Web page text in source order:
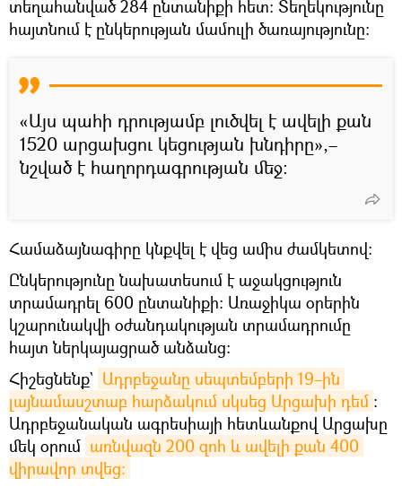
տեղահանված 284 ընտանիքի հետ: Տեղեկությունը
հայտնում է ընկերության մամուլի ծառայությունը։
«Այս պահի դրությամբ լուծվել է ավելի քան
1520 արցախցու կեցության խնդիրը»,–
նշված է հաղորդագրության մեջ:
Համաձայնագիրը կնքվել է վեց ամիս ժամկետով։
Ընկերությունը նախատեսում է աջակցություն
տրամադրել 600 ընտանիքի: Առաջիկա օրերին
կշարունակվի օժանդակության տրամադրումը
հայտ ներկայացրած անձանց:
Հիշեցնենք` Ադրբեջանը սեպտեմբերի 19–ին
լայնամասշտաբ հարձակում սկսեց Արցախի դեմ ։
Ադրբեջանական ագրեսիայի հետևանքով Արցախը
մեկ օրում առնվազն 200 զոհ և ավելի քան 400
վիրավոր տվեց։